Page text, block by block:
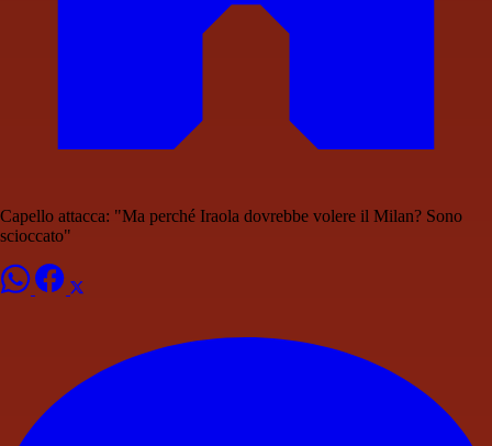
Capello attacca: "Ma perché Iraola dovrebbe volere il Milan? Sono
scioccato"